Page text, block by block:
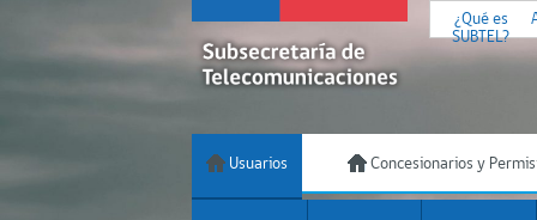
¿Qué es
SUBTEL?
Usuarios Concesionarios y